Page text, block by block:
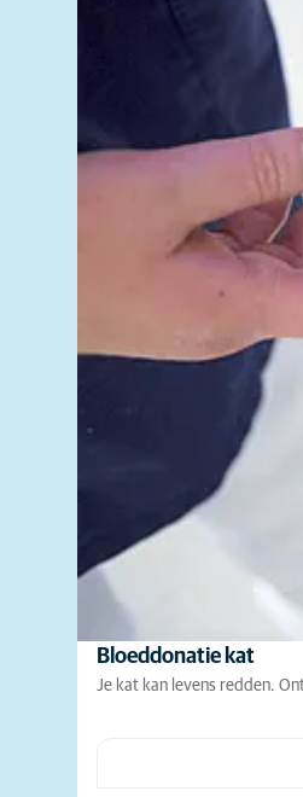
Bloeddonatie kat
Je kat kan levens redden.